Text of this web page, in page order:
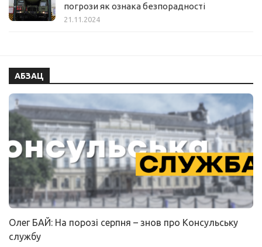
погрози як ознака безпорадності
21.11.2024
АБЗАЦ
Олег БАЙ: На порозі серпня – знов про Консульську
службу